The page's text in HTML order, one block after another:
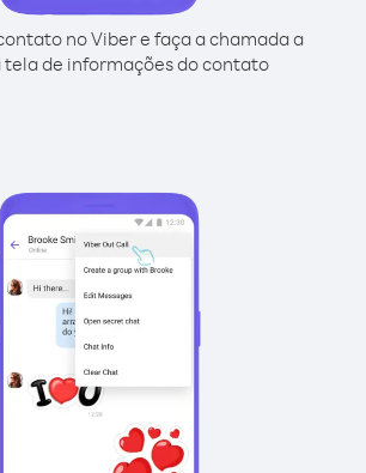
no Viber e faça a chamada a
de informações do contato